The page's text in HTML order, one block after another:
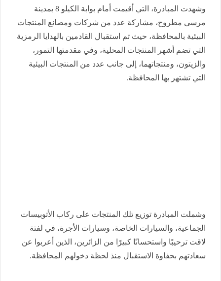
وشهدت المبادرة، التي أقيمت أمام بوابة الكيلو 8 بمدينة
مرسى مطروح، مشاركة عدد من شركات ومصانع المنتجات
البيئية بالمحافظة، حيث تم استقبال القادمين بالهدايا الرمزية
التي تضم أشهر المنتجات المحلية، وفي مقدمتها التمور،
والزيتون، ومنتجاتهما، إلى جانب عدد من المنتجات البيئية
التي تشتهر بها المحافظة.
وشملت المبادرة توزيع تلك المنتجات على ركاب الأتوبيسات
الجماعية، والسيارات الخاصة، وسيارات الأجرة، في لفتة
لاقت ترحيبًا واستحسانًا كبيرًا من الزائرين، الذين أعربوا عن
سعادتهم بحفاوة الاستقبال منذ لحظة دخولهم المحافظة.